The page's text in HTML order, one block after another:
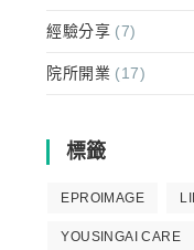
經驗分享 (7)
院所開業 (17)
標籤
EPROIMAGE
YOUSINGAI CARE